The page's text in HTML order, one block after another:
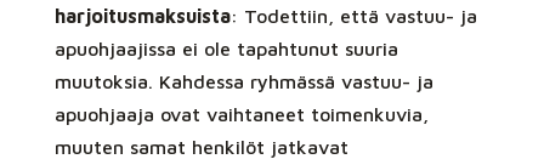
harjoitusmaksuista: Todettiin, että vastuu- ja
apuohjaajissa ei ole tapahtunut suuria
muutoksia. Kahdessa ryhmässä vastuu- ja
apuohjaaja ovat vaihtaneet toimenkuvia,
muuten samat henkilöt jatkavat